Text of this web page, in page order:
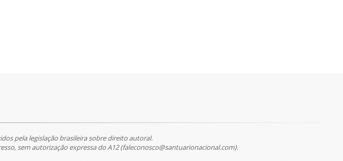
pela legislação brasileira sobre direito autoral.
sem autorização expressa do A12 (faleconosco@santuarionacional.com).